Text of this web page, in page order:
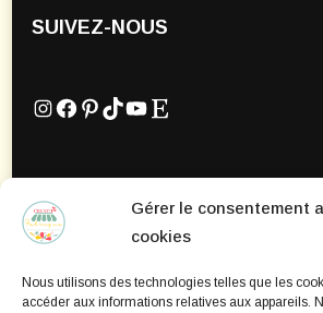
Gérer le consentement
cookies
Nous utilisons des technologies telles que les
accéder aux informations relatives aux appareils.
SUIVEZ-NOUS
Instagram
Facebook
Pinterest
TikTok
YouTube
Mentions Légales
Politique de cookies